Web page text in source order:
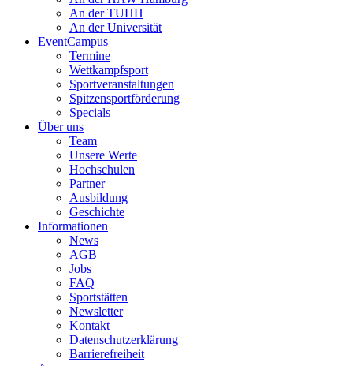
An der TUHH
An der Universität
EventCampus
Termine
Wettkampfsport
Sportveranstaltungen
Spitzensportförderung
Specials
Über uns
Team
Unsere Werte
Hochschulen
Partner
Ausbildung
Geschichte
Informationen
News
AGB
Jobs
FAQ
Sportstätten
Newsletter
Kontakt
Datenschutzerklärung
Barrierefreiheit